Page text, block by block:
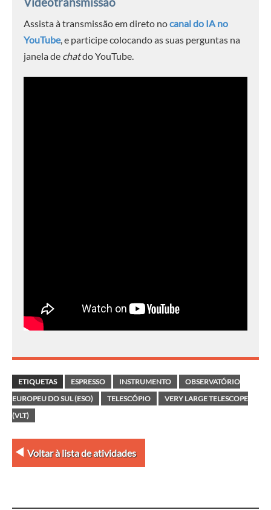
Assista à transmissão em direto nocanal do IA no
YouTube, e participe colocando as suas perguntas na
janela de chatdo YouTube.
ETIQUETAS ESPRESSO INSTRUMENTO
OBSERVATÓRIO
EUROPEU DO SUL (ESO)
TELESCÓPIO
VERY LARGE TELESCOPE
(VLT)
Voltar à lista de atividades